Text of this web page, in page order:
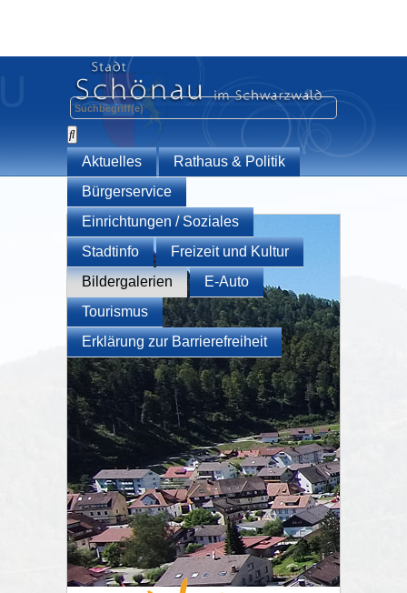
Aktuelles
Rathaus & Politik
Bürgerservice
Einrichtungen / Soziales
Stadtinfo
Freizeit und Kultur
Bildergalerien
E-Auto
Tourismus
Erklärung zur Barrierefreiheit